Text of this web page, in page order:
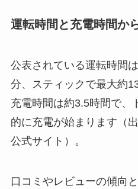
運転時間と充電時間か
公表されている運転時間
分、スティックで最大約
充電時間は約3.5時間で、
的に充電が始まります（
公式サイト）。
口コミやレビューの傾向